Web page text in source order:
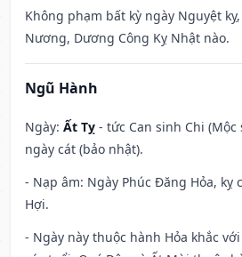
Không phạm bất kỳ ngày Nguyệt
Nương, Dương Công Kỵ Nhật nào.
Ngũ Hành
Ngày: Ất Tỵ - tức Can sinh Chi
ngày cát (bảo nhật).
- Nạp âm: Ngày Phúc Đăng Hỏa, kỵ
Hợi.
- Ngày này thuộc hành Hỏa khắc